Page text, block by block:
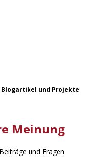
Blogartikel und Projekte
Meinung
und Fragen